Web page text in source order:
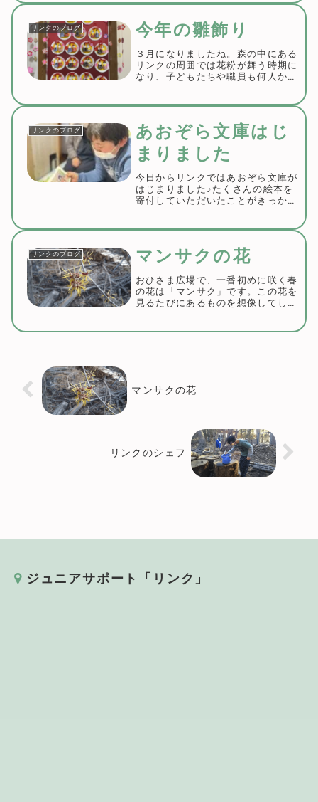
作りの品や、ご家庭で不要になった
まだまだ使える物などご寄付いただ
けますとあり...
リンクのブログ 今年の雛飾り
３月になりましたね。森の中にある
リンクの周囲では花粉が舞う時期に
なり、子どもたちや職員も何人かは
対策をして、元気に過ごして行きた
いものですね。明日は桃の節句、雛
祭り。先月下旬か...
リンクのブログ
あおぞら文庫はじ
まりました
今日からリンクではあおぞら文庫が
はじまりました♪たくさんの絵本を
寄付していただいたことがきっかけ
かしいですね。オープン前の準備を
している時から子どもたちは興味
津々。「なにしてる...
リンクのブログ マンサクの花
おひさま広場で、一番初めに咲く春
の花は「マンサク」です。この花を
見るたびにあるものを想像してしま
マンサクの花
リンクのシェフ
ジュニアサポート「リンク」